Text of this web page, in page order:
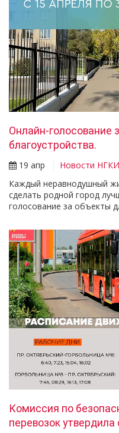
Онлайн-голосование
благоустройства.
19 апр
Новости
Каждый неравнодушный
сделать родной город
голосование за объекты
Комиссия по
перевозок